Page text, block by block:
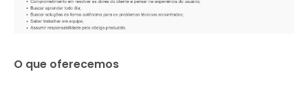
O que oferecemos